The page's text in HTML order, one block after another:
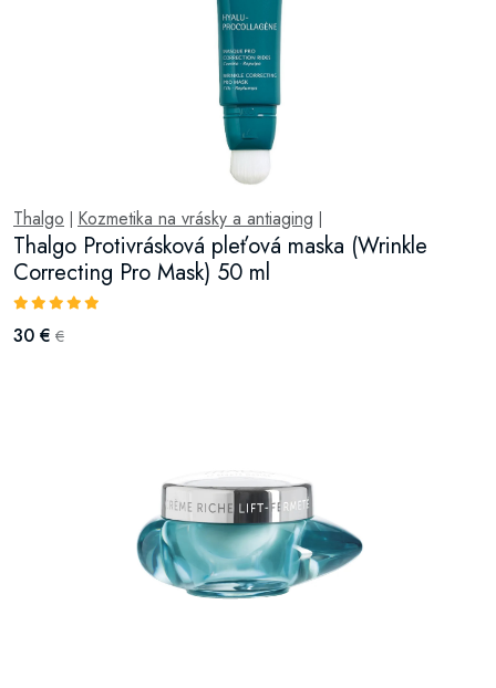
Thalgo Kozmetika na vrásky a antiaging
Thalgo Protivrásková pleťová maska (Wrinkle
Correcting Pro Mask) 50 ml
30 € €